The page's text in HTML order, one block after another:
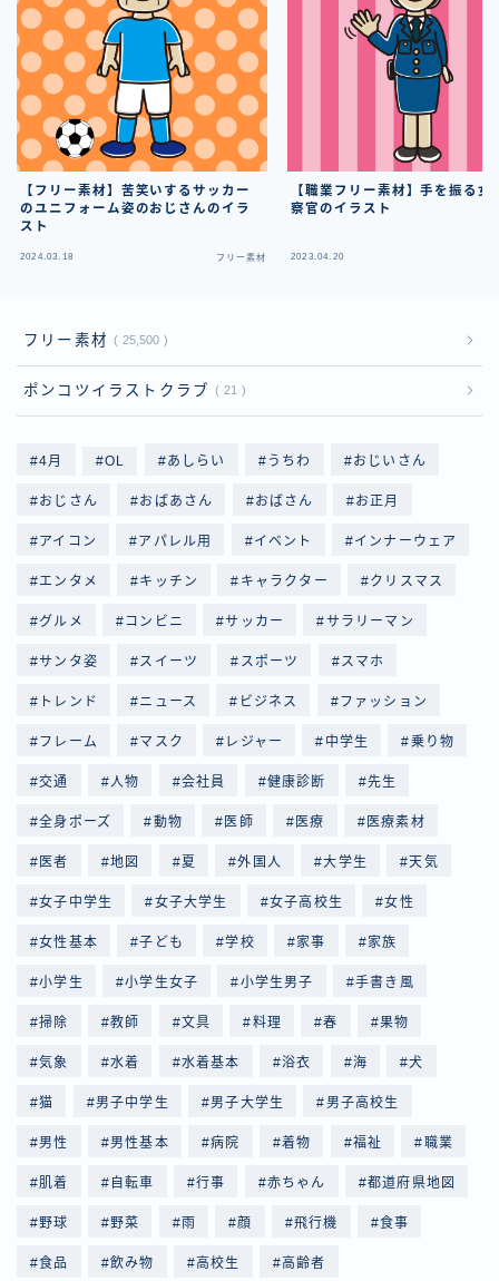
Follow Me
【フリー素材】苦笑いするサッカー
のユニフォーム姿のおじさんのイラ
スト
2024.03.18 フリー素材
【職業フリー素材】手を振る女
察官のイラスト
2023.04.20
フリー素材 25,500
ポンコツイラストクラブ 21
4月 OL あしらい うちわ おじいさん
おじさん おばあさん おばさん お正月
アイコン アパレル用 イベント インナーウェア
エンタメ キッチン キャラクター クリスマス
グルメ コンビニ サッカー サラリーマン
サンタ姿 スイーツ スポーツ スマホ
トレンド ニュース ビジネス ファッション
フレーム マスク レジャー 中学生 乗り物
交通 人物 会社員 健康診断 先生
全身ポーズ 動物 医師 医療 医療素材
医者 地図 夏 外国人 大学生 天気
女子中学生 女子大学生 女子高校生 女性
女性基本 子ども 学校 家事 家族
小学生 小学生女子 小学生男子 手書き風
掃除 教師 文具 料理 春 果物
気象 水着 水着基本 浴衣 海 犬
猫 男子中学生 男子大学生 男子高校生
男性 男性基本 病院 着物 福祉 職業
肌着 自転車 行事 赤ちゃん 都道府県地図
野球 野菜 雨 顔 飛行機 食事
食品 飲み物 高校生 高齢者